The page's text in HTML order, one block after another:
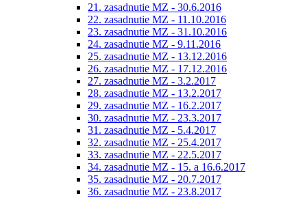
21. zasadnutie MZ - 30.6.2016
22. zasadnutie MZ - 11.10.2016
23. zasadnutie MZ - 31.10.2016
24. zasadnutie MZ - 9.11.2016
25. zasadnutie MZ - 13.12.2016
26. zasadnutie MZ - 17.12.2016
27. zasadnutie MZ - 3.2.2017
28. zasadnutie MZ - 13.2.2017
29. zasadnutie MZ - 16.2.2017
30. zasadnutie MZ - 23.3.2017
31. zasadnutie MZ - 5.4.2017
32. zasadnutie MZ - 25.4.2017
33. zasadnutie MZ - 22.5.2017
34. zasadnutie MZ - 15. a 16.6.2017
35. zasadnutie MZ - 20.7.2017
36. zasadnutie MZ - 23.8.2017